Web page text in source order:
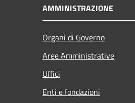
AMMINISTRAZIONE
Organi di Governo
Aree Amministrative
Uffici
Enti e fondazioni